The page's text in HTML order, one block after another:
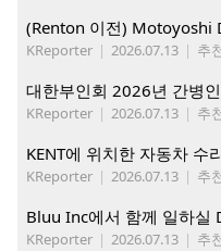
KReporter | 2026.07.13 | 추
KReporter | 2026.07.13 | 추
KReporter | 2026.07.13 | 추
Bluu Inc에서 함께 일하실
KReporter | 2026.07.13 | 추